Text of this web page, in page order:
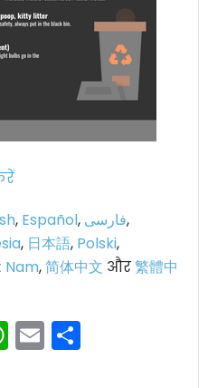
, Español, فارسی,
, 日本語, Polski,
Nam,简体中文 और繁體中
WhatsApp
Email